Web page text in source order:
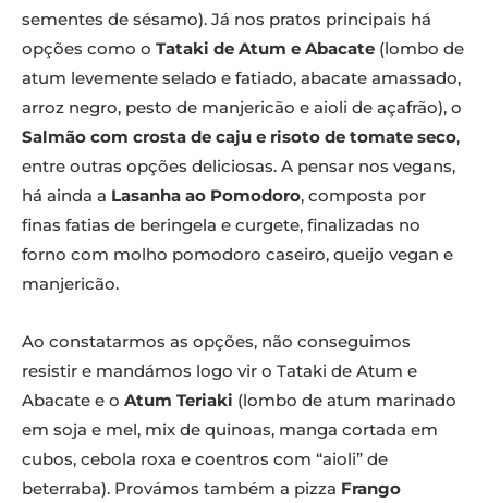
sementes de sésamo). Já nos pratos principais há
opções como o Tataki de Atum e Abacate (lombo de
atum levemente selado e fatiado, abacate amassado,
arroz negro, pesto de manjericão e aioli de açafrão), o
Salmão com crosta de caju e risoto de tomate seco,
entre outras opções deliciosas. A pensar nos vegans,
há ainda a Lasanha ao Pomodoro, composta por
finas fatias de beringela e curgete, finalizadas no
forno com molho pomodoro caseiro, queijo vegan e
manjericão.
Ao constatarmos as opções, não conseguimos
resistir e mandámos logo vir o Tataki de Atum e
Abacate e o Atum Teriaki (lombo de atum marinado
em soja e mel, mix de quinoas, manga cortada em
cubos, cebola roxa e coentros com “aioli” de
beterraba). Provámos também a pizza Frango